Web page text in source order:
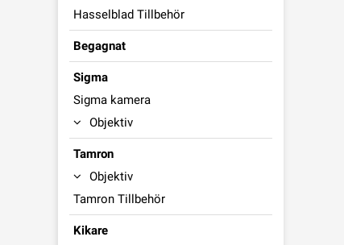
Hasselblad Tillbehör
Begagnat
Sigma
Sigma kamera
Objektiv
Tamron
Objektiv
Tamron Tillbehör
Kikare